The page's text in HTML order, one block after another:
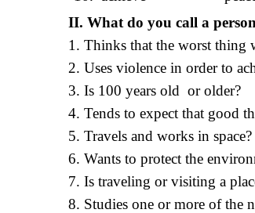
II. What do you call a
1. Thinks that the worst thing
2. Uses violence in order to
3. Is 100 years old or older?
4. Tends to expect that good
5. Travels and works in space?
6. Wants to protect the
7. Is traveling or visiting a
8. Studies one or more of the